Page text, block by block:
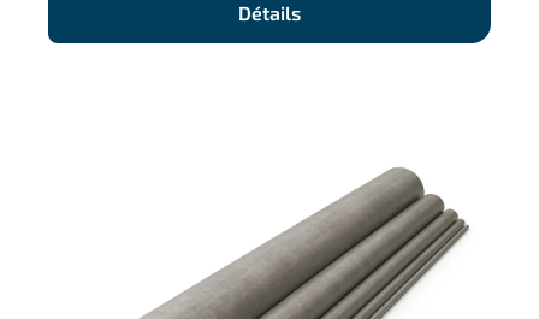
Détails